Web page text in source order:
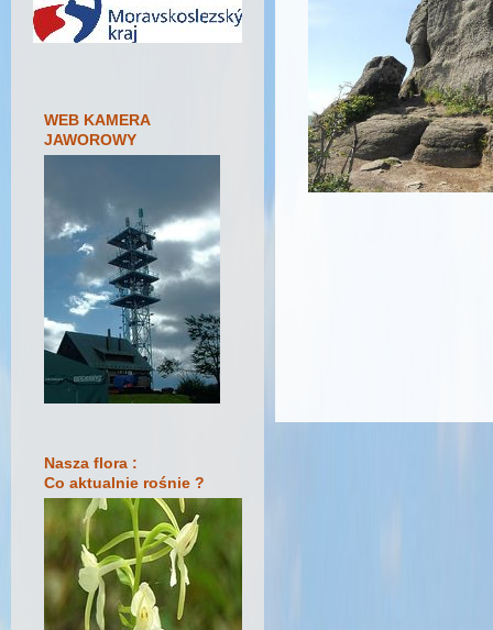
WEB KAMERA
JAWOROWY
Nasza flora :
Co aktualnie rośnie ?